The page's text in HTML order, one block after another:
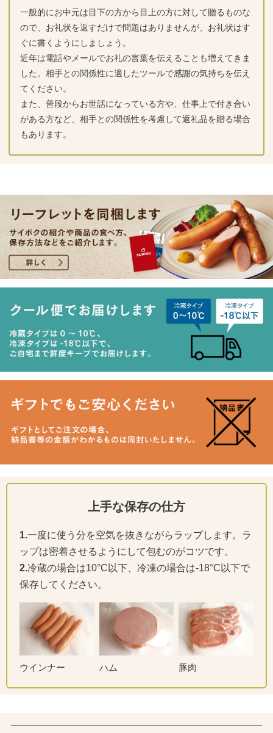
一般的にお中元は目下の方から目上の方に対して贈るものな
ので、お礼状を返すだけで問題はありませんが、お礼状はす
ぐに書くようにしましょう。
近年は電話やメールでお礼の言葉を伝えることも増えてきま
した。相手との関係性に適したツールで感謝の気持ちを伝え
てください。
また、普段からお世話になっている方や、仕事上で付き合い
がある方など、相手との関係性を考慮して返礼品を贈る場合
もあります。
上手な保存の仕方
1.一度に使う分を空気を抜きながらラップします。ラ
ップは密着させるようにして包むのがコツです。
2.冷蔵の場合は10°C以下、冷凍の場合は-18°C以下で
保存してください。
ウインナー ハム 豚肉